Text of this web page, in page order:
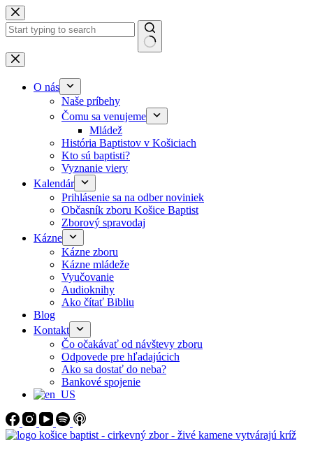
Skip to content
No results
O nás
Naše príbehy
Čomu sa venujeme
Mládež
História Baptistov v Košiciach
Kto sú baptisti?
Vyznanie viery
Kalendár
Prihlásenie sa na odber noviniek
Občasník zboru Košice Baptist
Zborový spravodaj
Kázne
Kázne zboru
Kázne mládeže
Vyučovanie
Audioknihy
Ako čítať Bibliu
Blog
Kontakt
Čo očakávať od návštevy zboru
Odpovede pre hľadajúcich
Ako sa dostať do neba?
Bankové spojenie